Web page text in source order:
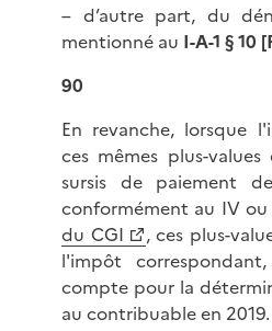
– d’autre part, du
mentionné au I-A-1 § 10
90
En revanche, lorsque
ces mêmes plus-
sursis de paiement
conformément au IV
du CGI
, ces plus-
l'impôt
compte pour la
au contribuable en 2019.